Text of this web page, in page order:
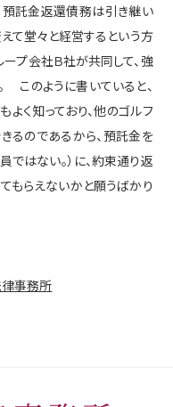
預託金返還債務は引き継い
て堂々と経営するという方
プ会社Ｂ社が共同して、強
このように書いていると、
く知っており、他のゴルフ
るのであるから、預託金を
ではない。）に、約束通り返
もらえないかと願うばかり
事務所